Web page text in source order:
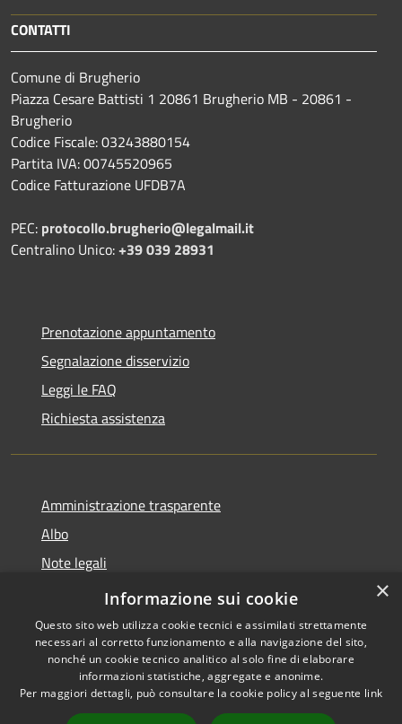
CONTATTI
Comune di Brugherio
Piazza Cesare Battisti 1 20861 Brugherio MB - 20861 -
Brugherio
Codice Fiscale: 03243880154
Partita IVA: 00745520965
Codice Fatturazione UFDB7A
PEC: protocollo.brugherio@legalmail.it
Centralino Unico:+39 039 28931
Prenotazione appuntamento
Segnalazione disservizio
Leggi le FAQ
Richiesta assistenza
Amministrazione trasparente
Albo
Note legali
Dichiarazione di accessibilità
Accessibilità
Copyright © 2026 • Città di
Brugherio • Powered by
×
Informazione sui cookie
Questo sito web utilizza cookie tecnici e assimilati strettamente
necessari al corretto funzionamento e alla navigazione del sito,
nonché un cookie tecnico analitico al solo fine di elaborare
informazioni statistiche, aggregate e anonime.
Per maggiori dettagli, può consultare la cookie policy al seguente link